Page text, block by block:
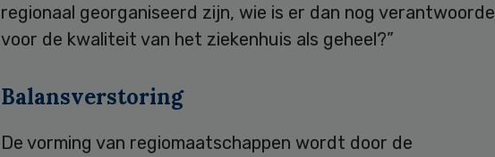
regionaal georganiseerd zijn, wie is er dan nog
voor de kwaliteit van het ziekenhuis als geheel?”
Balansverstoring
De vorming van regiomaatschappen wordt door de